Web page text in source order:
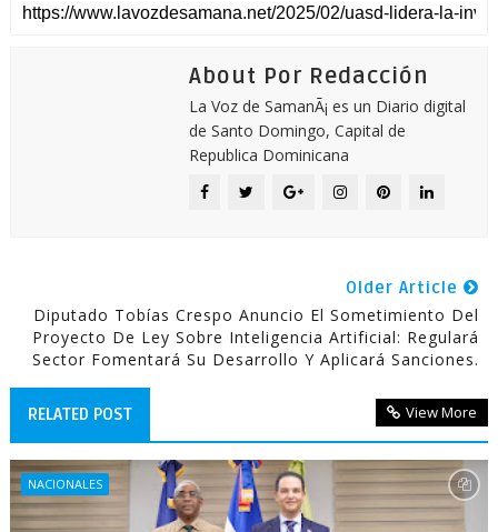
About Por Redacción
La Voz de SamanÃ¡ es un Diario digital
de Santo Domingo, Capital de
Republica Dominicana
Older Article
Diputado Tobías Crespo Anuncio El Sometimiento Del
Proyecto De Ley Sobre Inteligencia Artificial: Regulará
Sector Fomentará Su Desarrollo Y Aplicará Sanciones.
RELATED POST View More
NACIONALES